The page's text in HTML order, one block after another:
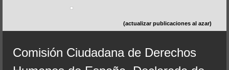
(actualizar publicaciones al azar)
Comisión Ciudadana de Derechos